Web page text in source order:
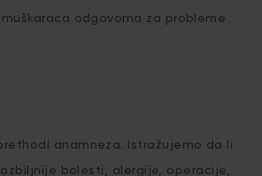
odgovorna za probleme
anamneza. Istražujemo da li
bolesti, alergije, operacije,